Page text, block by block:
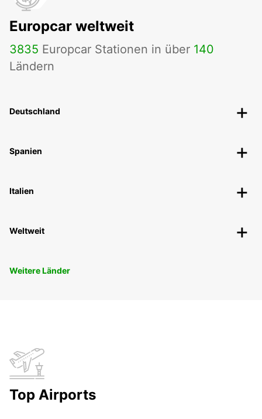
Europcar weltweit
3835 Europcar Stationen in über 140
Ländern
Deutschland
Spanien
Italien
Weltweit
Weitere Länder
Top Airports